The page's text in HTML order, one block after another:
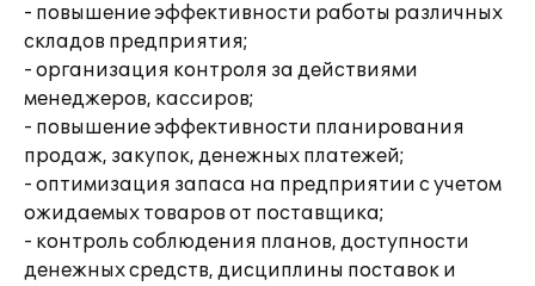
- повышение эффективности работы различных
складов предприятия;
- организация контроля за действиями
менеджеров, кассиров;
- повышение эффективности планирования
продаж, закупок, денежных платежей;
- оптимизация запаса на предприятии с учетом
ожидаемых товаров от поставщика;
- контроль соблюдения планов, доступности
денежных средств, дисциплины поставок и